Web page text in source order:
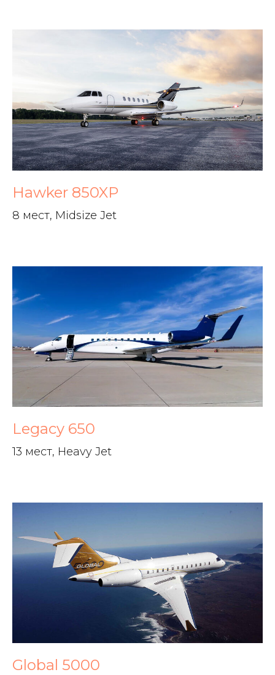
Hawker 850XP
8 мест, Midsize Jet
Legacy 650
13 мест, Heavy Jet
Global 5000